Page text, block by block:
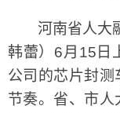
河南省人大融
韩蕾）6月15日
公司的芯片封
节奏。省、市